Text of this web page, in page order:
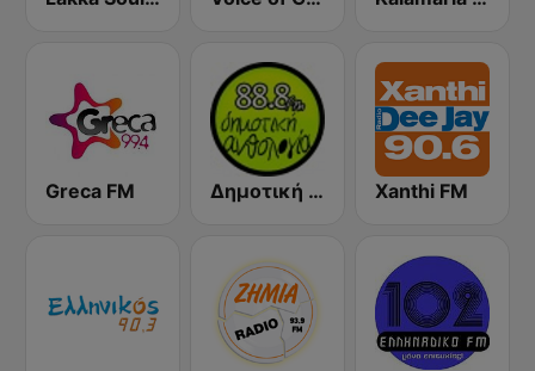
Greca FM Δημοτική Ανθολογία 88.8 (Dimotiki Anthologia) Xanthi FM